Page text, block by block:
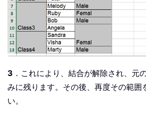
3 ．これにより、結合が解除され、元
みに残ります。その後、再度その範囲
い。